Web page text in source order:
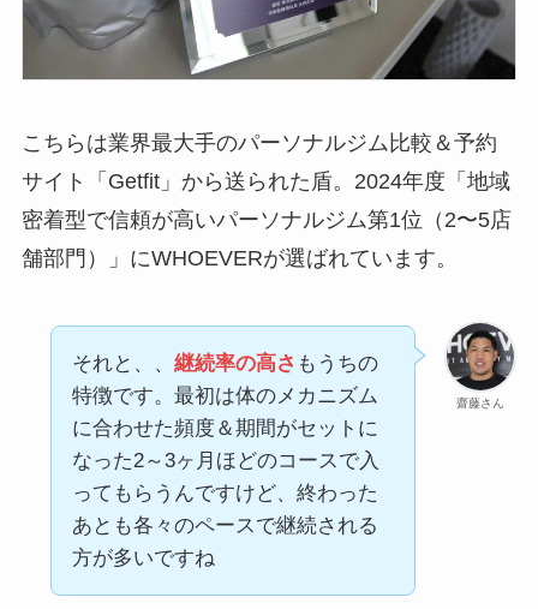
こちらは業界最大手のパーソナルジム比較＆予約
サイト「Getfit」から送られた盾。2024年度「地域
密着型で信頼が高いパーソナルジム第1位（2〜5店
舗部門）」にWHOEVERが選ばれています。
齋藤さん
それと、、 継続率の高さ もうちの
特徴です。最初は体のメカニズム
に合わせた頻度＆期間がセットに
なった2～3ヶ月ほどのコースで入
ってもらうんですけど、終わった
あとも各々のペースで継続される
方が多いですね